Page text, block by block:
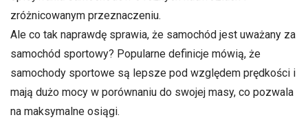
zróżnicowanym przeznaczeniu.
Ale co tak naprawdę sprawia, że ​​samochód jest uważany za
samochód sportowy? Popularne definicje mówią, że
samochody sportowe są lepsze pod względem prędkości i
mają dużo mocy w porównaniu do swojej masy, co pozwala
na maksymalne osiągi.